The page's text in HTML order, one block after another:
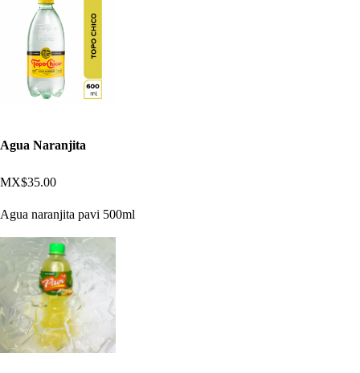
Agua Naranjita
MX$35.00
Agua naranjita pavi 500ml